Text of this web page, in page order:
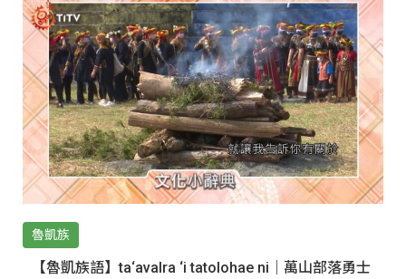
魯凱族
【魯凱族語】ta‘avalra ‘i tatolohae ni｜萬山部落勇士